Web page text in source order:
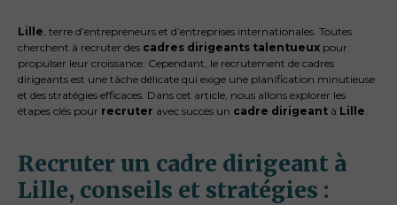
Lille, terre d’entrepreneurs et d’entreprises internationales. Toutes
cherchent à recruter des cadres dirigeants talentueux pour
propulser leur croissance. Cependant, le recrutement de cadres
dirigeants est une tâche délicate qui exige une planification minutieuse
et des stratégies efficaces. Dans cet article, nous allons explorer les
étapes clés pour recruter avec succès un cadre dirigeant à Lille.
Recruter un cadre dirigeant à
Lille, conseils et stratégies :